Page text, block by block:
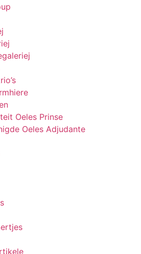
Oeles Prinse
Oeles Adjudante